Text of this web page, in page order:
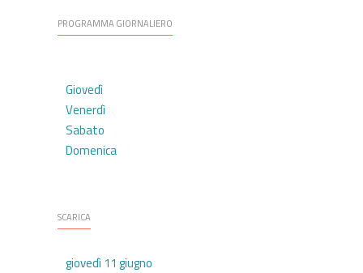
PROGRAMMA GIORNALIERO
Giovedì
Venerdì
Sabato
Domenica
SCARICA
giovedì 11 giugno